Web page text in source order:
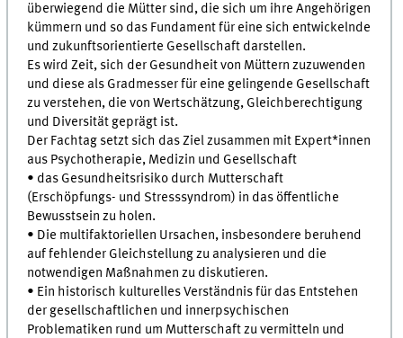
überwiegend die Mütter sind, die sich um ihre Angehörigen
kümmern und so das Fundament für eine sich entwickelnde
und zukunftsorientierte Gesellschaft darstellen.
Es wird Zeit, sich der Gesundheit von Müttern zuzuwenden
und diese als Gradmesser für eine gelingende Gesellschaft
zu verstehen, die von Wertschätzung, Gleichberechtigung
und Diversität geprägt ist.
Der Fachtag setzt sich das Ziel zusammen mit Expert*innen
aus Psychotherapie, Medizin und Gesellschaft
• das Gesundheitsrisiko durch Mutterschaft
(Erschöpfungs- und Stresssyndrom) in das öffentliche
Bewusstsein zu holen.
• Die multifaktoriellen Ursachen, insbesondere beruhend
auf fehlender Gleichstellung zu analysieren und die
notwendigen Maßnahmen zu diskutieren.
• Ein historisch kulturelles Verständnis für das Entstehen
der gesellschaftlichen und innerpsychischen
Problematiken rund um Mutterschaft zu vermitteln und